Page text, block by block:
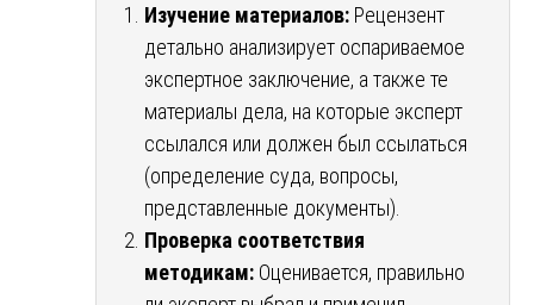
Изучение материалов: Рецензент
детально анализирует оспариваемое
экспертное заключение, а также те
материалы дела, на которые эксперт
ссылался или должен был ссылаться
(определение суда, вопросы,
представленные документы).
Проверка соответствия
методикам: Оценивается, правильно